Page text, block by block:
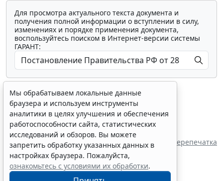
Для просмотра актуального текста документа и
получения полной информации о вступлении в силу,
изменениях и порядке применения документа,
воспользуйтесь поиском в Интернет-версии системы
ГАРАНТ:
Показать все материалы
Перепечатка
Мы обрабатываем локальные данные
браузера и используем инструменты
аналитики в целях улучшения и обеспечения
работоспособности сайта, статистических
исследований и обзоров. Вы можете
запретить обработку указанных данных в
настройках браузера. Пожалуйста,
ознакомьтесь с условиями их обработки.